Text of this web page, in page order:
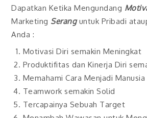
Dapatkan Ketika Mengundang
Marketing Seranguntuk Pribadi
Anda :
Motivasi Diri semakin Meningkat
Produktifitas dan Kinerja Diri
Memahami Cara Menjadi
Teamwork semakin Solid
Tercapainya Sebuah Target